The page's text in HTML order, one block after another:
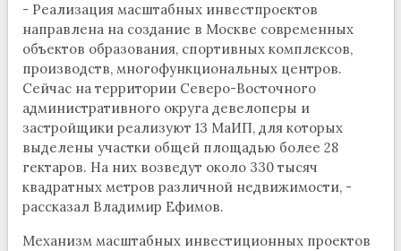
- Реализация масштабных инвестпроектов
направлена на создание в Москве современных
объектов образования, спортивных комплексов,
производств, многофункциональных центров.
Сейчас на территории Северо-Восточного
административного округа девелоперы и
застройщики реализуют 13 МаИП, для которых
выделены участки общей площадью более 28
гектаров. На них возведут около 330 тысяч
квадратных метров различной недвижимости, -
рассказал Владимир Ефимов.
Механизм масштабных инвестиционных проектов